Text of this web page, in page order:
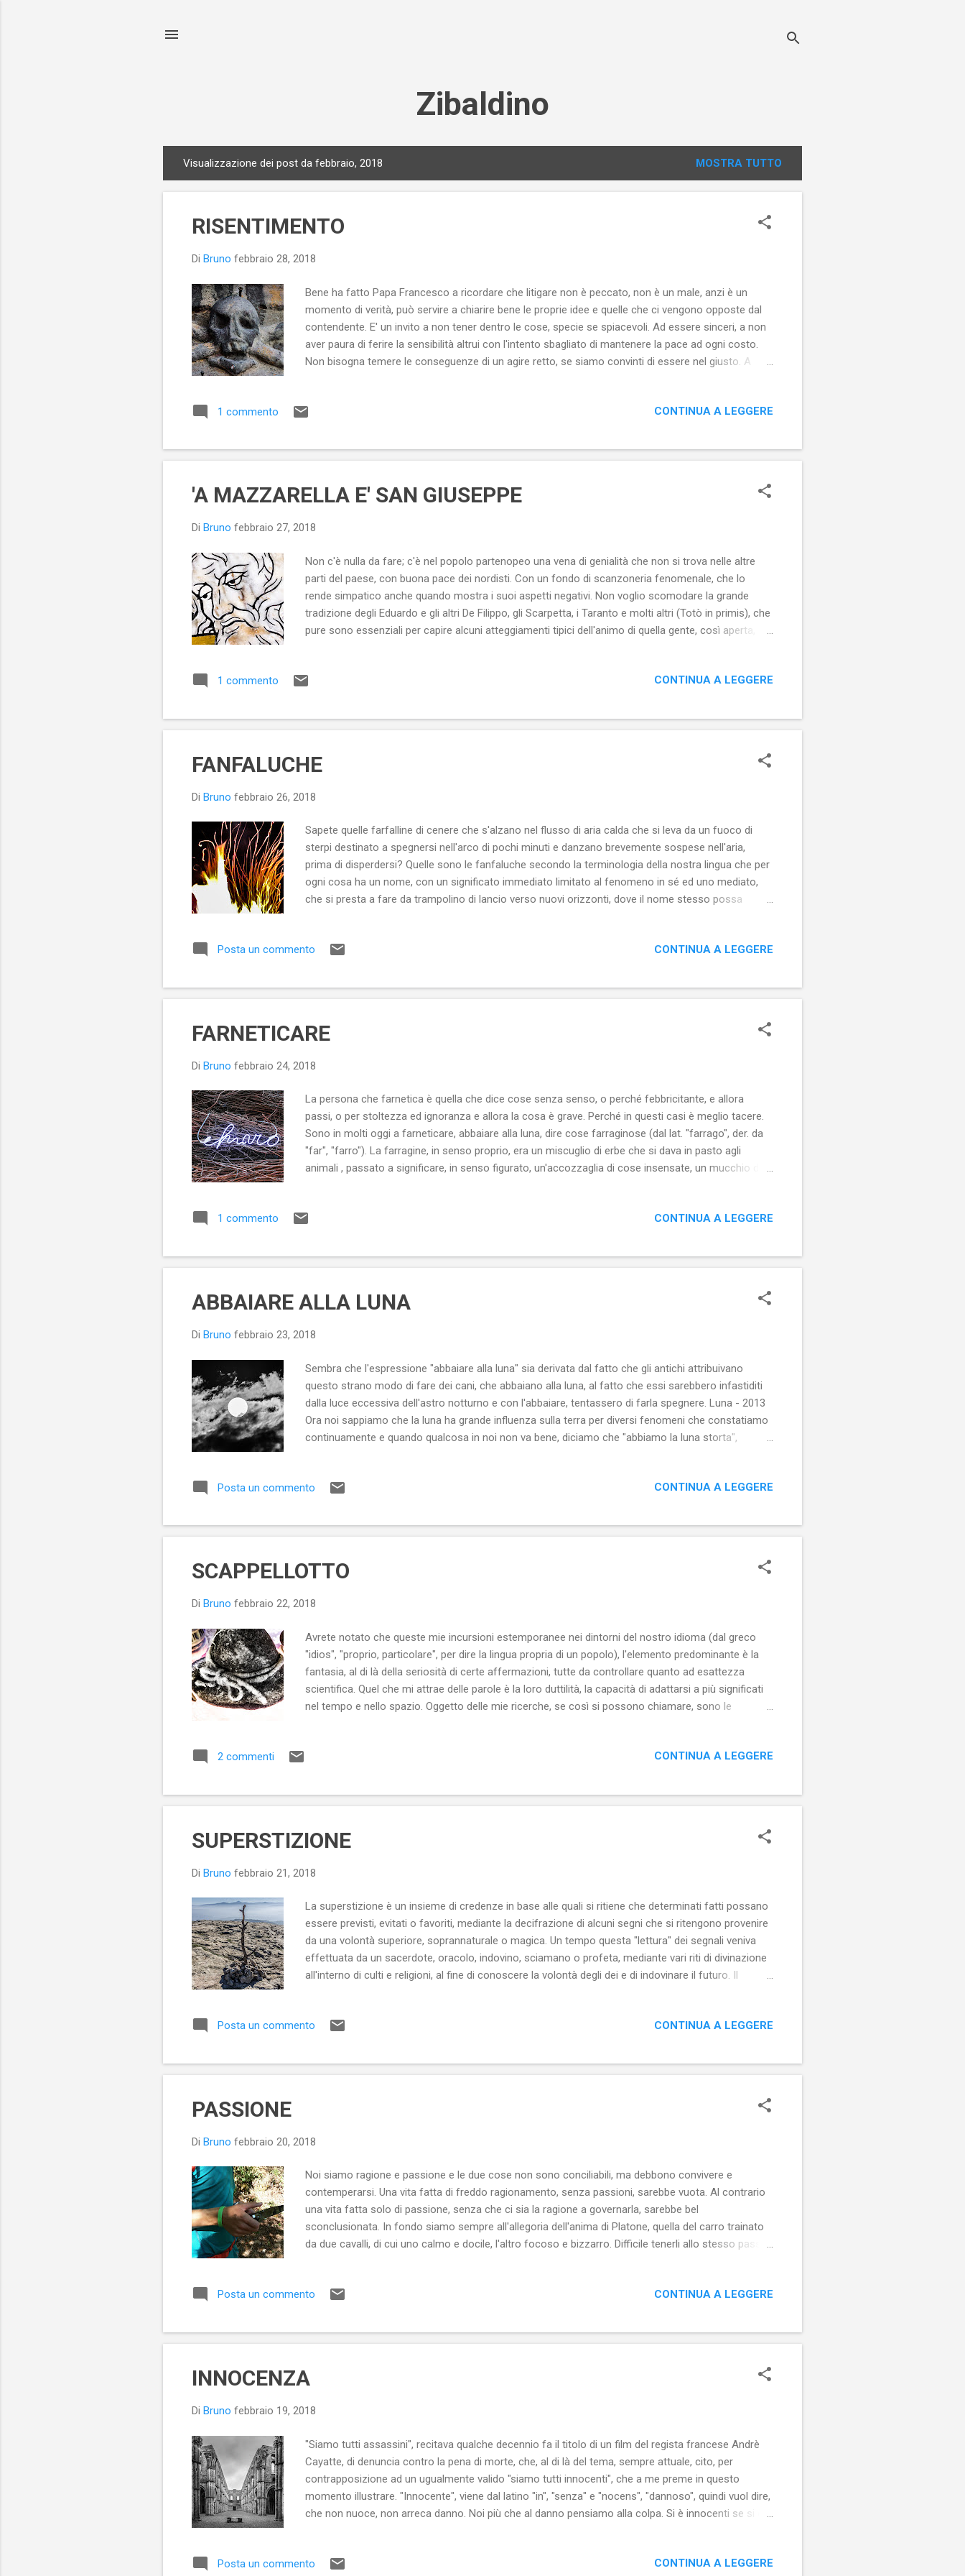
Zibaldino
o
Visualizzazione dei post da febbraio, 2018 MOSTRA TUTTO
RISENTIMENTO
Di Bruno febbraio 28, 2018
Bene ha fatto Papa Francesco a ricordare che litigare non è peccato, non è un male, anzi è un
momento di verità, può servire a chiarire bene le proprie idee e quelle che ci vengono opposte dal
contendente. E' un invito a non tener dentro le cose, specie se spiacevoli. Ad essere sinceri, a non
aver paura di ferire la sensibilità altrui con l'intento sbagliato di mantenere la pace ad ogni costo.
Non bisogna temere le conseguenze di un agire retto, se siamo convinti di essere nel giusto. A
- 2012 Se si parla chiaro, non resta spazio per i fraintendimenti e quindi per il risentimento, la
Rimanere con la netta sensazione di qualcosa di inconcluso, lasciare la porta aperta per ulter...
1 commento CONTINUA A LEGGERE
'A MAZZARELLA E' SAN GIUSEPPE
Di Bruno febbraio 27, 2018
Non c'è nulla da fare; c'è nel popolo partenopeo una vena di genialità che non si trova nelle altre
parti del paese, con buona pace dei nordisti. Con un fondo di scanzoneria fenomenale, che lo
rende simpatico anche quando mostra i suoi aspetti negativi. Non voglio scomodare la grande
tradizione degli Eduardo e gli altri De Filippo, gli Scarpetta, i Taranto e molti altri (Totò in primis), che
pure sono essenziali per capire alcuni atteggiamenti tipici dell'animo di quella gente, così aperta,
limite della legalità, mai quello canagliesco delle organizzazioni criminali). Tarsia marmorea (Duomo
fatidica sfaticataggine, tante volte richiamata da essere ormai un ...
1 commento CONTINUA A LEGGERE
FANFALUCHE
Di Bruno febbraio 26, 2018
Sapete quelle farfalline di cenere che s'alzano nel flusso di aria calda che si leva da un fuoco di
sterpi destinato a spegnersi nell'arco di pochi minuti e danzano brevemente sospese nell'aria,
prima di disperdersi? Quelle sono le fanfaluche secondo la terminologia della nostra lingua che per
ogni cosa ha un nome, con un significato immediato limitato al fenomeno in sé ed uno mediato,
che si presta a fare da trampolino di lancio verso nuovi orizzonti, dove il nome stesso possa
d'aria". E bolle d'aria sono le balle affermate da gradassi e fanfaroni, che dicono cose campate in
dalle bugie perché, mentre queste ultime sono affermazioni dolose, che asseri...
Posta un commento CONTINUA A LEGGERE
FARNETICARE
Di Bruno febbraio 24, 2018
La persona che farnetica è quella che dice cose senza senso, o perché febbricitante, e allora
passi, o per stoltezza ed ignoranza e allora la cosa è grave. Perché in questi casi è meglio tacere.
Sono in molti oggi a farneticare, abbaiare alla luna, dire cose farraginose (dal lat. "farrago", der. da
"far", "farro"). La farragine, in senso proprio, era un miscuglio di erbe che si dava in pasto agli
animali , passato a significare, in senso figurato, un'accozzaglia di cose insensate, un mucchio di
esterrefatta. Molte ne sentiremo ancora, prima del 4 marzo, data fatidica delle elezioni politiche più
un continuo rimbeccarsi l'un l'altro e tante belle parole,...
1 commento CONTINUA A LEGGERE
ABBAIARE ALLA LUNA
Di Bruno febbraio 23, 2018
Sembra che l'espressione "abbaiare alla luna" sia derivata dal fatto che gli antichi attribuivano
questo strano modo di fare dei cani, che abbaiano alla luna, al fatto che essi sarebbero infastiditi
dalla luce eccessiva dell'astro notturno e con l'abbaiare, tentassero di farla spegnere. Luna - 2013
Ora noi sappiamo che la luna ha grande influenza sulla terra per diversi fenomeni che constatiamo
continuamente e quando qualcosa in noi non va bene, diciamo che "abbiamo la luna storta",
si può assistere a dei prodigi che nemmeno te lo aspetti. Già siamo fortunati se, girando lungo una
tenebre dall'alto ma addensa le ombre sulla terra, non incontriamo un licantrop...
Posta un commento CONTINUA A LEGGERE
SCAPPELLOTTO
Di Bruno febbraio 22, 2018
Avrete notato che queste mie incursioni estemporanee nei dintorni del nostro idioma (dal greco
"idios", "proprio, particolare", per dire la lingua propria di un popolo), l'elemento predominante è la
fantasia, al di là della seriosità di certe affermazioni, tutte da controllare quanto ad esattezza
scientifica. Quel che mi attrae delle parole è la loro duttilità, la capacità di adattarsi a più significati
nel tempo e nello spazio. Oggetto delle mie ricerche, se così si possono chiamare, sono le
di certe figure di un tempo, quali il detective alla Sherlock Holmes, sulle tracce di un delitto efferato
esploratore che, con un retino acchiappafarfalle, insegue per prat...
2 commenti CONTINUA A LEGGERE
SUPERSTIZIONE
Di Bruno febbraio 21, 2018
La superstizione è un insieme di credenze in base alle quali si ritiene che determinati fatti possano
essere previsti, evitati o favoriti, mediante la decifrazione di alcuni segni che si ritengono provenire
da una volontà superiore, soprannaturale o magica. Un tempo questa "lettura" dei segnali veniva
effettuata da un sacerdote, oracolo, indovino, sciamano o profeta, mediante vari riti di divinazione
all'interno di culti e religioni, al fine di conoscere la volontà degli dei e di indovinare il futuro. Il
queste pratiche ed hanno rinnegato la superstizione, come residuo di barbarie. Ciononostante la
superstizione sta alla religione come certe cure alternative stanno alla scie...
Posta un commento CONTINUA A LEGGERE
PASSIONE
Di Bruno febbraio 20, 2018
Noi siamo ragione e passione e le due cose non sono conciliabili, ma debbono convivere e
contemperarsi. Una vita fatta di freddo ragionamento, senza passioni, sarebbe vuota. Al contrario
una vita fatta solo di passione, senza che ci sia la ragione a governarla, sarebbe bel
sconclusionata. In fondo siamo sempre all'allegoria dell'anima di Platone, quella del carro trainato
da due cavalli, di cui uno calmo e docile, l'altro focoso e bizzarro. Difficile tenerli allo stesso passo,
tutto e diventiamo arditi, anzi temerari, avventati, addirittura pazzi; ci rende più deboli per quello che
avere una particolare sensibilità per essa e questo ci rende vulnerabili. Dove c'è del tenero,...
Posta un commento CONTINUA A LEGGERE
INNOCENZA
Di Bruno febbraio 19, 2018
"Siamo tutti assassini", recitava qualche decennio fa il titolo di un film del regista francese Andrè
Cayatte, di denuncia contro la pena di morte, che, al di là del tema, sempre attuale, cito, per
contrapposizione ad un ugualmente valido "siamo tutti innocenti", che a me preme in questo
momento illustrare. "Innocente", viene dal latino "in", "senza" e "nocens", "dannoso", quindi vuol dire,
che non nuoce, non arreca danno. Noi più che al danno pensiamo alla colpa. Si è innocenti se si è
quella del peccato originale, commesso dal nostro progenitore Adamo, trasgredendo al volere di
Posta un commento CONTINUA A LEGGERE